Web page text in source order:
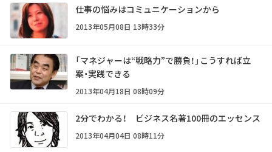
仕事の悩みはコミュニケーションから
2013年05月08日 13時33分
「マネジャーは“戦略力”で勝負！」こうすれば立
案・実践できる
2013年04月18日 08時09分
2分でわかる！ ビジネス名著100冊のエッセンス
2013年04月04日 08時11分